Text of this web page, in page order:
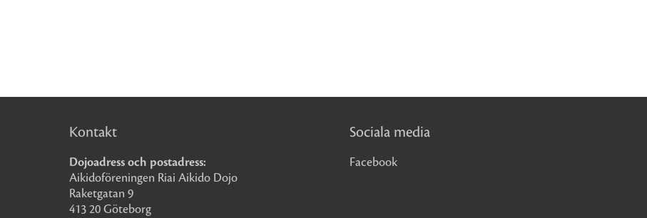
Kontakt
Dojoadress och postadress:
Aikidoföreningen Riai Aikido Dojo
Raketgatan 9
413 20 Göteborg
Sociala media
Facebook